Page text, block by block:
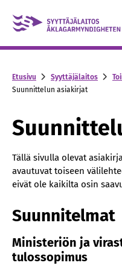
Skip to content -
Etusivu Syyttäjälaitos
Suunnittelun asiakirjat
Tällä sivulla olevat
avautuvat toiseen
eivät ole kaikilta osin
Suunnitelmat
Ministeriön ja
tulossopimus